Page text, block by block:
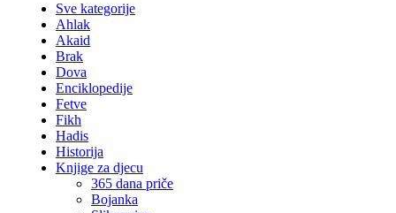
Sve kategorije
Ahlak
Akaid
Brak
Dova
Enciklopedije
Fetve
Fikh
Hadis
Historija
Knjige za djecu
365 dana priče
Bojanka